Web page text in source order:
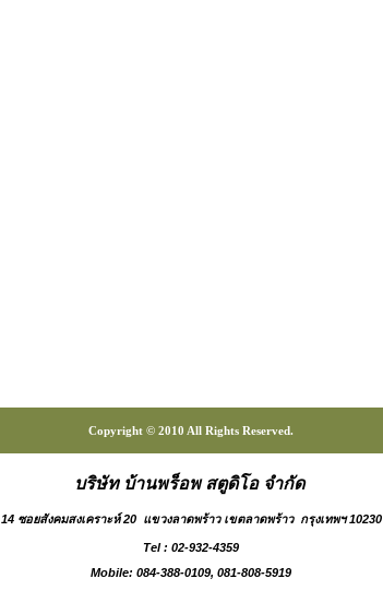
Copyright © 2010 All Rights Reserved.
บริษัท บ้านพร็อพ สตูดิโอ จำกัด
14 ซอยสังคมสงเคราะห์ 20 แขวงลาดพร้าว เขตลาดพร้าว กรุงเทพฯ 10230
Tel : 02-932-4359
Mobile: 084-388-0109, 081-808-5919